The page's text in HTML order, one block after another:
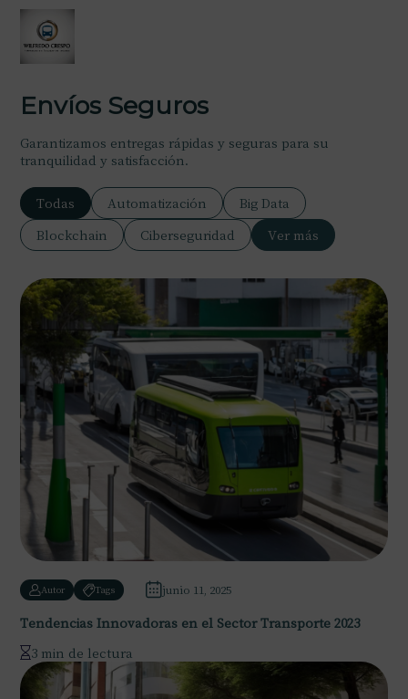
Envíos Seguros
Garantizamos entregas rápidas y seguras para su
tranquilidad y satisfacción.
Todas Automatización
Big Data
Blockchain
Ciberseguridad Ver más
Autor Tags junio 11, 2025
Tendencias Innovadoras en el Sector Transporte 2023
3 min de lectura